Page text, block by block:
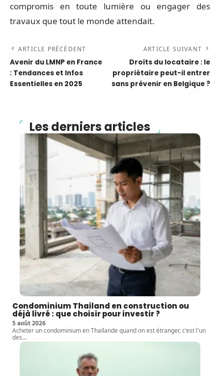
compromis en toute lumière ou engager des
travaux que tout le monde attendait.
ARTICLE PRÉCÉDENT
Avenir du LMNP en France
: Tendances et Infos
Essentielles en 2025
ARTICLE SUIVANT
Droits du locataire : le
propriétaire peut-il entrer
sans prévenir en Belgique ?
Les derniers articles
Condominium Thailand en construction ou
déjà livré : que choisir pour investir ?
5 août 2026
Acheter un condominium en Thaïlande quand on est étranger, c'est l'un
des…